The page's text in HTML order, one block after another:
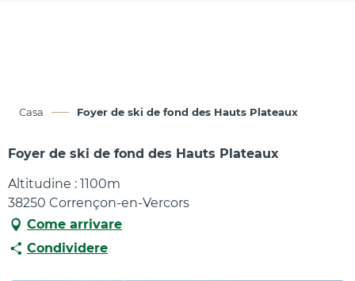
Casa Foyer de ski de fond des Hauts Plateaux
Foyer de ski de fond des Hauts Plateaux
Altitudine : 1100m
38250 Corrençon-en-Vercors
Come arrivare
Condividere